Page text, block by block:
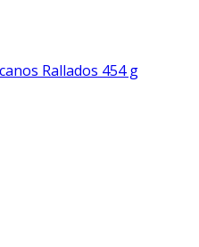
Rallados 454 g